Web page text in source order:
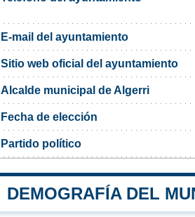
E-mail del ayuntamiento
Sitio web oficial del ayuntamiento
Alcalde municipal de Algerri
Fecha de elección
Partido político
DEMOGRAFÍA DEL